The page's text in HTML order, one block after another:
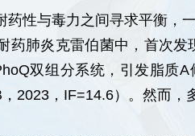
药性与毒力之间寻求平衡，
药肺炎克雷伯菌中，首次
双组分系统，引发脂质
2023，IF=14.6）。然而